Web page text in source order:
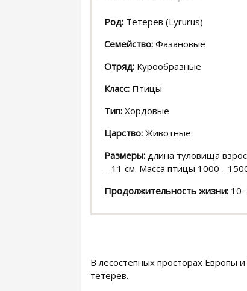
Род: Тетерев (Lyrurus)
Семейство: Фазановые
Отряд: Курообразные
Класс: Птицы
Тип: Хордовые
Царство: Животные
Размеры: длина туловища
– 11 см. Масса птицы 1000 -
Продолжительность жизни: 10
В лесостепных просторах Европы
тетерев.